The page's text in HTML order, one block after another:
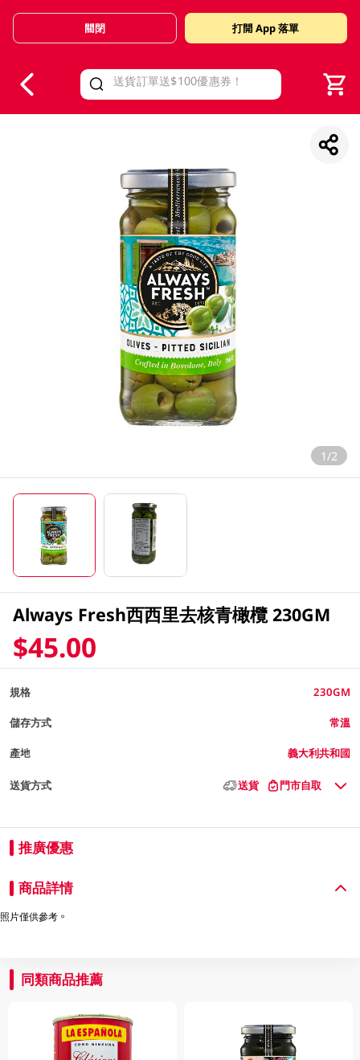
Valid Until 30 June 2026
關閉 打開 App 落單
1/2
Always Fresh西西里去核青橄欖 230GM
$45.00
規格 230GM
儲存方式 常溫
產地 義大利共和國
送貨方式 送貨 門市自取
推廣優惠
商品詳情
照片僅供參考。
同類商品推薦